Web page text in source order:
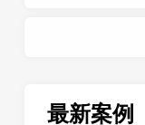
最新案例